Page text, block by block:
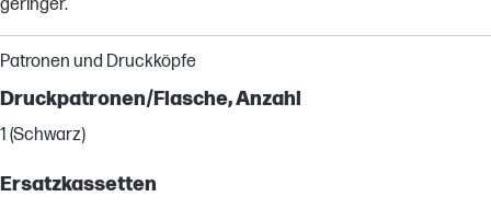
geringer.
Patronen und Druckköpfe
Druckpatronen/Flasche, Anzahl
1 (Schwarz)
Ersatzkassetten